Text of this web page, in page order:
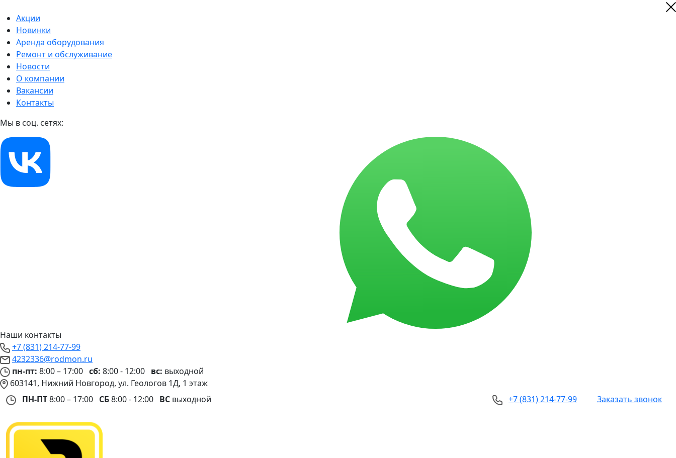
Акции
Новинки
Аренда оборудования
Ремонт и обслуживание
Новости
О компании
Вакансии
Контакты
Мы в соц. сетях:
Наши контакты
+7 (831) 214-77-99
4232336@rodmon.ru
пн-пт: 8:00 – 17:00 сб: 8:00 - 12:00 вс: выходной
603141, Нижний Новгород, ул. Геологов 1Д, 1 этаж
ПН-ПТ8:00 – 17:00 СБ8:00 - 12:00 ВС выходной +7 (831) 214-77-99 Заказать звонок